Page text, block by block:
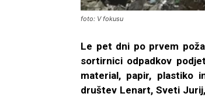
foto: V fokusu
Le pet dni po prvem
sortirnici odpadkov
material, papir, plastiko
društev Lenart, Sveti